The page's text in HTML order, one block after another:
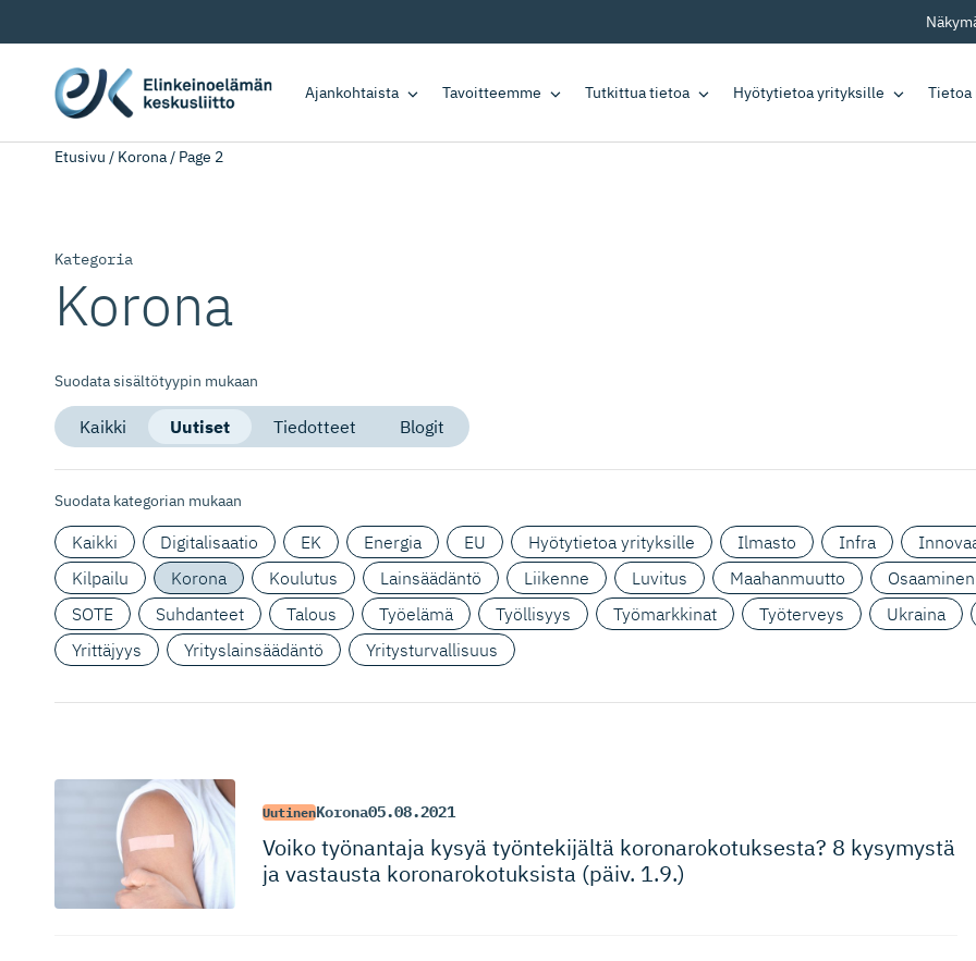
Ajankohtaista Tavoitteemme Tutkittua tietoa Hyötytietoa yrityksille Tietoa
Etusivu / Korona/ Page 2
Kategoria
Korona
Suodata sisältötyypin mukaan
Kaikki Uutiset Tiedotteet Blogit
Suodata kategorian mukaan
Kaikki Digitalisaatio EK Energia EU Hyötytietoa yrityksille Ilmasto Infra
Kilpailu
Korona Koulutus Lainsäädäntö Liikenne Luvitus Maahanmuutto Osaaminen
SOTE
Suhdanteet Talous Työelämä Työllisyys Työmarkkinat Työterveys Ukraina
Yrittäjyys
Yrityslainsäädäntö Yritysturvallisuus
UutinenKorona05.08.2021
Voiko työnantaja kysyä työntekijältä koronaroko­tuk­sesta? 8 kysymystä
ja vastausta koronaroko­tuksista (päiv. 1.9.)